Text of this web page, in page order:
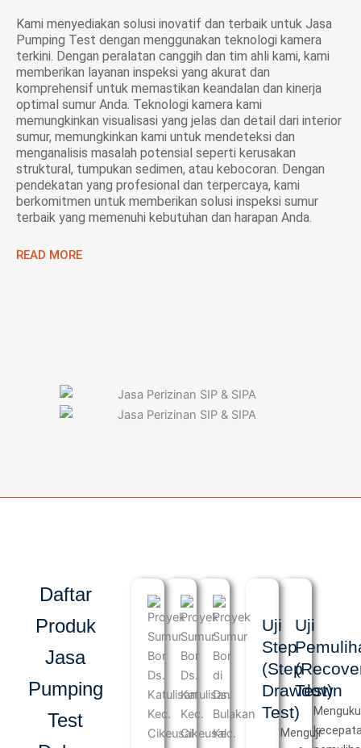
Kami menyediakan solusi inovatif dan terbaik untuk Jasa
Pumping Test dengan menggunakan teknologi kamera
terkini. Dengan peralatan canggih dan tim ahli kami, kami
memberikan layanan inspeksi yang akurat dan
komprehensif untuk memastikan keandalan dan kinerja
optimal sumur Anda. Teknologi kamera kami
memungkinkan visualisasi yang jelas dan detail dari interior
sumur, memungkinkan kami untuk mendeteksi dan
menganalisis masalah potensial seperti kerusakan
struktural, tumpukan sedimen, atau kebocoran. Dengan
pendekatan yang profesional dan terpercaya, kami
berkomitmen untuk memberikan solusi inspeksi sumur
terbaik yang memenuhi kebutuhan dan harapan Anda.
READ MORE
Daftar
Produk
Jasa
Pumping
Test
Uji
Step
(Step
Drawdown
Test)
Menguji
Uji
Test)